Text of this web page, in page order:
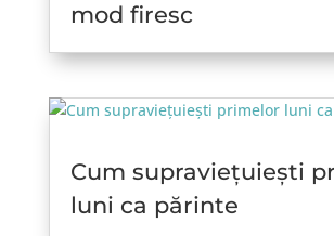
mod firesc
Cum supraviețuiești
luni ca părinte